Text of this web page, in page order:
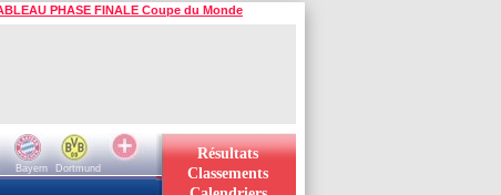
PHASE FINALE Coupe du Monde
Bayern
Dortmund
Résultats
Classements